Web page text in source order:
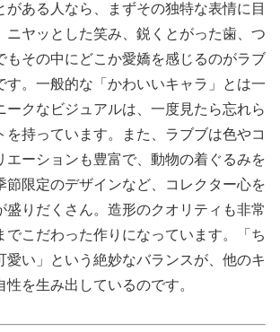
がある人なら、まずその独特な表情に目
ニヤッとした笑み、鋭くとがった歯、つ
その中にどこか愛嬌を感じるのがラブ
す。一般的な「かわいいキャラ」とは一
ークなビジュアルは、一度見たら忘れら
を持っています。また、ラブブは色やコ
エーションも豊富で、動物の着ぐるみを
節限定のデザインなど、コレクター心を
盛りだくさん。造形のクオリティも非常
でこだわった作りになっています。「ち
愛い」という絶妙なバランスが、他のキ
性を生み出しているのです。